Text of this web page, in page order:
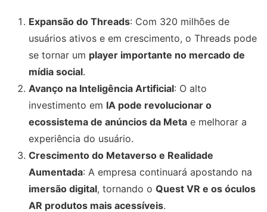
Expansão do Threads: Com 320 milhões de
usuários ativos e em crescimento, o Threads pode
se tornar um player importante no mercado de
mídia social.
Avanço na Inteligência Artificial: O alto
investimento em IA pode revolucionar o
ecossistema de anúncios da Meta e melhorar a
experiência do usuário.
Crescimento do Metaverso e Realidade
Aumentada: A empresa continuará apostando na
imersão digital, tornando o Quest VR e os óculos
AR produtos mais acessíveis.